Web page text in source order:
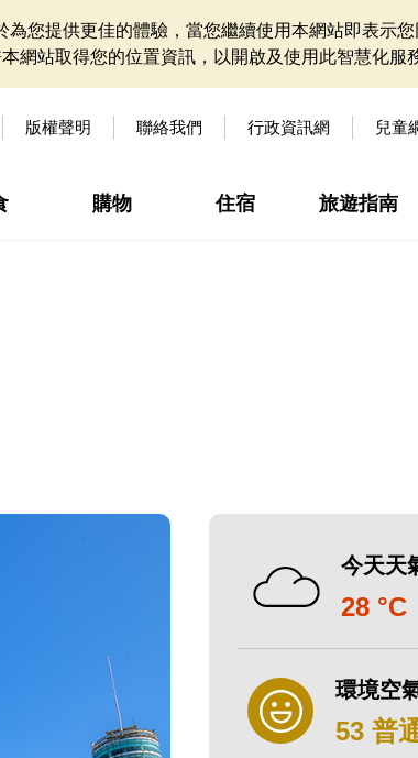
您提供更佳的體驗，當您繼續使用本網站即表示您
網站取得您的位置資訊，以開啟及使用此智慧化服
版權聲明 聯絡我們 行政資訊網 兒童
購物 住宿 旅遊指南
今天天
28 °C
環境空
53 普